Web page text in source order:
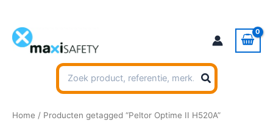
inhoud
Zoeken
naar:
Home / Producten getagged “Peltor Optime II H520A”